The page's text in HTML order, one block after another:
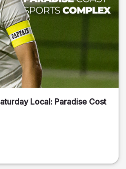
Local: Paradise Cost